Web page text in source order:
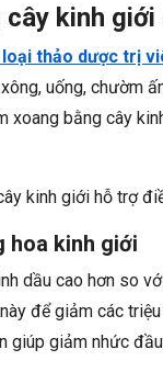
kinh
thảo dược trị
uống, chườm
xoang bằng cây
kinh giới hỗ trợ
hoa kinh giới
dầu cao hơn so
để giảm các
giúp giảm nhức